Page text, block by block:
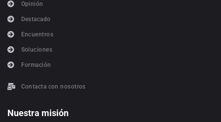
Opinión
Destacado
Encuentros
Soluciones
Formación
Contacta con nosotros
Nuestra misión